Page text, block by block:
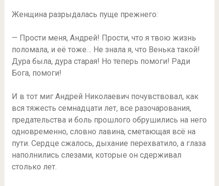
Женщина разрыдалась пуще прежнего:
— Прости меня, Андрей! Прости, что я твою жизнь
поломала, и её тоже… Не знала я, что Венька такой!
Дура была, дура старая! Но теперь помоги! Ради
Бога, помоги!
И в тот миг Андрей Николаевич почувствовал, как
вся тяжесть семнадцати лет, все разочарования,
предательства и боль прошлого обрушились на него
одновременно, словно лавина, сметающая всё на
пути. Сердце сжалось, дыхание перехватило, а глаза
наполнились слезами, которые он сдерживал
столько лет.